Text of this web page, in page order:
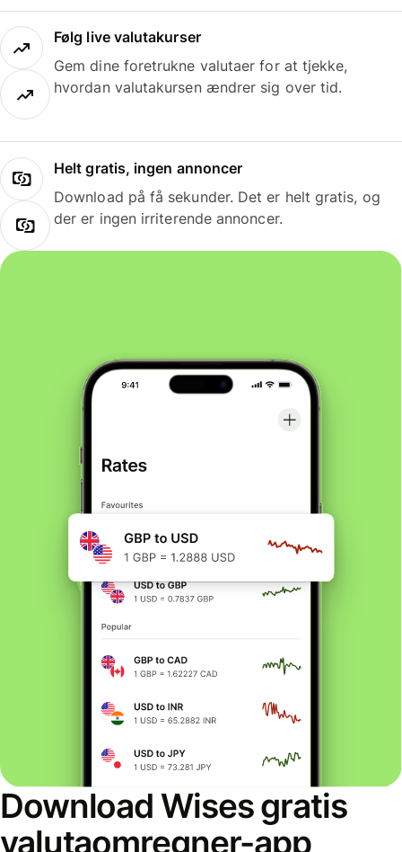
Følg live valutakurser
Gem dine foretrukne valutaer for at tjekke,
hvordan valutakursen ændrer sig over tid.
Helt gratis, ingen annoncer
Download på få sekunder. Det er helt gratis, og
der er ingen irriterende annoncer.
Download Wises gratis
valutaomregner-app